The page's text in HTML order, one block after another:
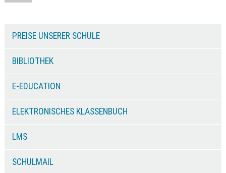
PREISE UNSERER SCHULE
BIBLIOTHEK
E-EDUCATION
ELEKTRONISCHES KLASSENBUCH
LMS
SCHULMAIL